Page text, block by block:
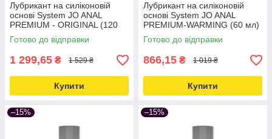
Лубрикант на силіконовій
основі System JO ANAL
PREMIUM - ORIGINAL (120
мл) (Систем Джо) Love&Life -
online-multimarket-
Готово до відправки
1 299,65 ₴ 1 529 ₴
Купити
Лубрикант на силіконовій
основі System JO ANAL
PREMIUM-WARMING (60 мл)
(Систем Джо) Love&Life -
online-multimarket-
Готово до відправки
866,15 ₴ 1 019 ₴
Купити
–15% –15%